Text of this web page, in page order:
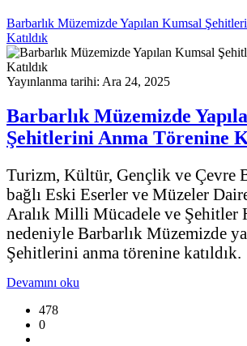
Barbarlık Müzemizde Yapılan Kumsal
Katıldık
Yayınlanma tarihi: Ara 24, 2025
Barbarlık Müzemizde
Şehitlerini Anma Törenine
Turizm, Kültür, Gençlik ve Çevre
bağlı Eski Eserler ve Müzeler
Aralık Milli Mücadele ve Şehitler
nedeniyle Barbarlık Müzemizde
Şehitlerini anma törenine katıldık.
Devamını oku
478
0